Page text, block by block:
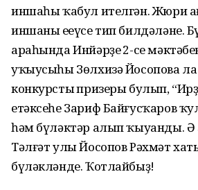
иншаһы ҡабул ителгән. Жюри
иншаны еңеүсе тип билдәләне.
араһында Инйәрҙең 2-се
уҡыусыһы Зөлхизә Йосопова
конкурстың призеры булып,
етәксеһе Зариф Байғусҡаров
һәм бүләктәр алып ҡыуанды. Ә
Тәлғәт улы Йосопов Рәхмәт
бүләкләнде. Ҡотлайбыҙ!